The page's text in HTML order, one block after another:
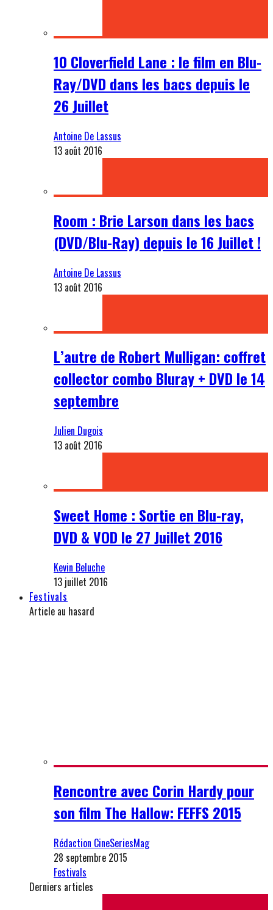
10 Cloverfield Lane : le film en Blu-
Ray/DVD dans les bacs depuis le
26 Juillet
Antoine De Lassus
13 août 2016
Room : Brie Larson dans les bacs
(DVD/Blu-Ray) depuis le 16 Juillet !
Antoine De Lassus
13 août 2016
L’autre de Robert Mulligan: coffret
collector combo Bluray + DVD le 14
septembre
Julien Dugois
13 août 2016
Sweet Home : Sortie en Blu-ray,
DVD & VOD le 27 Juillet 2016
Kevin Beluche
13 juillet 2016
Festivals
Article au hasard
Rencontre avec Corin Hardy pour
son film The Hallow: FEFFS 2015
Rédaction CineSeriesMag
28 septembre 2015
Festivals
Derniers articles